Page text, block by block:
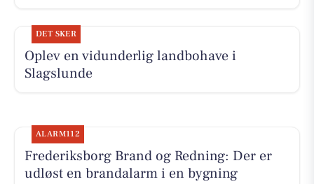
DET SKER
Oplev en vidunderlig landbohave i
Slagslunde
ALARM112
Frederiksborg Brand og Redning: Der er
udløst en brandalarm i en bygning